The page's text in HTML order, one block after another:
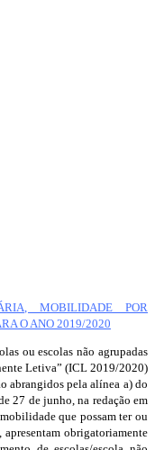
MOBILIDADE POR
O ANO 2019/2020
ou escolas não agrupadas
Letiva” (ICL 2019/2020)
abrangidos pela alínea a) do
27 de junho, na redação em
que possam ter ou
obrigatoriamente